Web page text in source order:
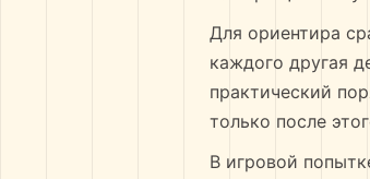
Для ориентира
каждого другая
практический
только после
В игровой